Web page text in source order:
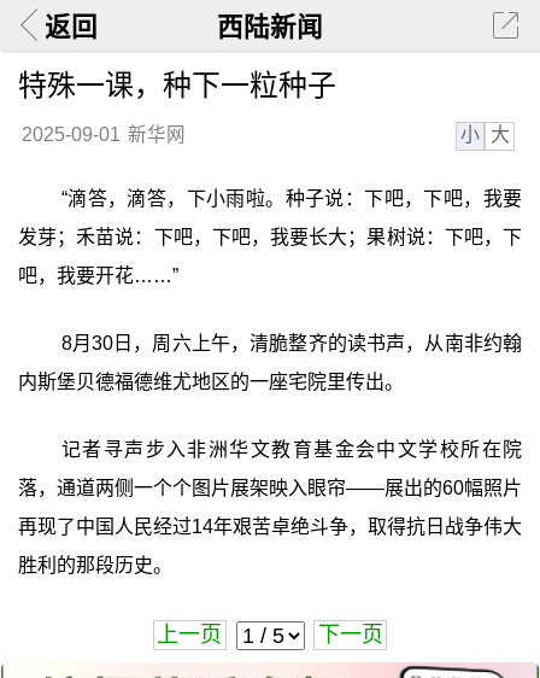
返回 西陆新闻
特殊一课，种下一粒种子
2025-09-01 新华网 小 大
“滴答，滴答，下小雨啦。种子说：下吧，下吧，我要
发芽；禾苗说：下吧，下吧，我要长大；果树说：下吧，下
吧，我要开花……”
8月30日，周六上午，清脆整齐的读书声，从南非约翰
内斯堡贝德福德维尤地区的一座宅院里传出。
记者寻声步入非洲华文教育基金会中文学校所在院
落，通道两侧一个个图片展架映入眼帘——展出的60幅照片
再现了中国人民经过14年艰苦卓绝斗争，取得抗日战争伟大
胜利的那段历史。
上一页 下一页